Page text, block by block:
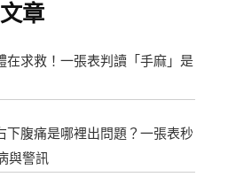
章
在求救！一張表判讀「手麻」是
下腹痛是哪裡出問題？一張表秒
與警訊